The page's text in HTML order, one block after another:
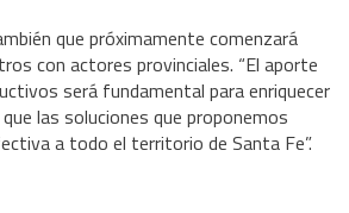
que próximamente comenzará
con actores provinciales. “El aporte
será fundamental para enriquecer
las soluciones que proponemos
a todo el territorio de Santa Fe”.